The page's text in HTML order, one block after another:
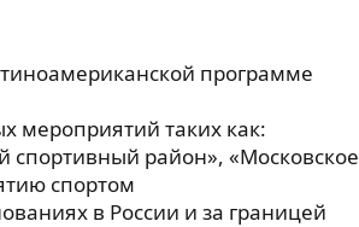
программе
мероприятий таких как:
спортивный район», «Московское
спортом
в России и за границей